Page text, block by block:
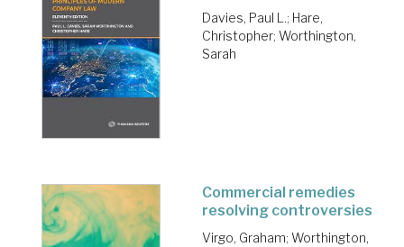
Davies, Paul L.; Hare,
Christopher; Worthington,
Sarah
Commercial remedies
resolving controversies
Virgo, Graham; Worthington,